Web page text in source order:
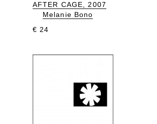
AFTER CAGE, 2007
Melanie Bono
€ 24